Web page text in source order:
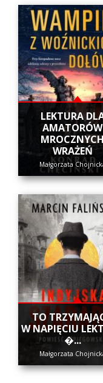
LEKTURA
AMATORÓW
MROCZNYCH
WRAŻEŃ
Małgorzata
​TO
W NAPIĘCIU
�...
Małgorzata